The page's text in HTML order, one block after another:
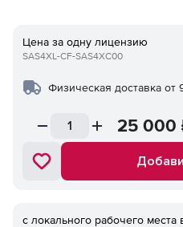
Цена за одну лицензию
SAS4XL-CF-SAS4XC00
Физическая доставка от
25 000
с локального рабочего места